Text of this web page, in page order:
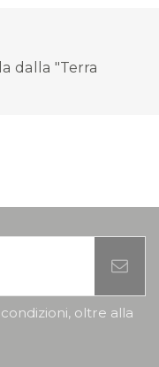
dalla "Terra
oltre alla